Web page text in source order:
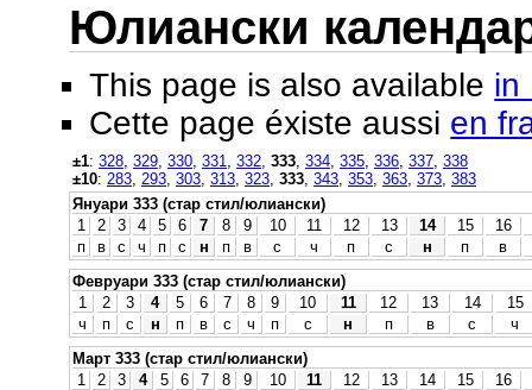
Юлиански
This page is also available in
Cette page éxiste aussi en
±1: 328 329 330 331 332 333 334 335 336 337 338
±10: 283 293 303 313 323 333 343 353 363 373 383
Януари 333 (стар стил/юлиански)
1
2 3 4 5 6 7 8 9 10 11 12 13 14 15
16
п
в с ч п с н п в с ч п с н п
в
Февруари 333 (стар стил/юлиански)
1
2 3 4 5 6 7 8 9 10 11 12 13 14
15
ч
п с н п в с ч п с н п в с
ч
Март 333 (стар стил/юлиански)
1
2 3 4 5 6 7 8 9 10 11 12 13 14 15
16